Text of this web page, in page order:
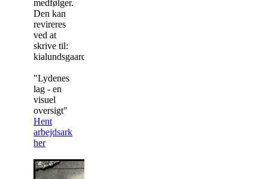
medfølger.
Den kan
revireres
ved at
skrive til:
kialundsgaard@gmail.com
"Lydenes
lag - en
visuel
oversigt"
Hent
arbejdsark
her